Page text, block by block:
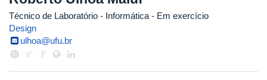
Técnico de Laboratório - Informática - Em exercício
Design
ulhoa@ufu.br